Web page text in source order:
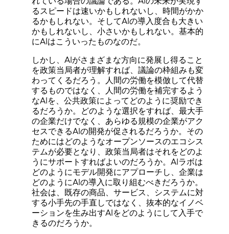
るスピードは速いかもしれないし、時間がかか
るかもしれない。そしてAIの導入度合も大きい
かもしれないし、小さいかもしれない。基本的
にAIはこういったものなのだ。
しかし、AIがさまざまな方向に発展し得ること
を政策当局者が理解すれば、議論の枠組みも変
わってくるだろう。人間の労働を模倣して代替
するものではなく、人間の労働を補完するよう
なAIを、公共政策によってどのように奨励でき
るだろうか。どのような選択をすれば、最大手
の企業だけでなく、あらゆる規模の企業がアク
セスできるAIの開発が促されるだろうか。その
ためにはどのようなオープンソースのエコシス
テムが必要となり、政策当局者はそれをどのよ
うにサポートすればよいのだろうか。AIラボは
どのようにモデル開発にアプローチし、企業は
どのようにAIの導入に取り組むべきだろうか。
社会は、既存の商品、サービス、システムに対
する小手先の手直しではなく、抜本的なイノベ
ーションを生み出すAIをどのようにして入手で
きるのだろうか。